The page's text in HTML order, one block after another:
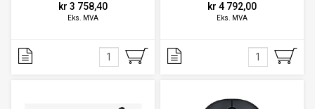
kr 3 758,40
Eks. MVA
kr 4 792,00
Eks. MVA